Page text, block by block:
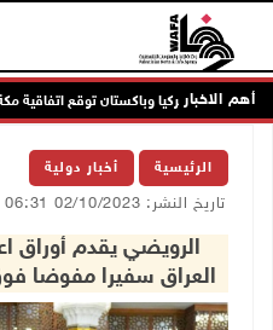
أهم الاخباروتركيا وباكستان توقع اتفاقية مكة
الرئيسية أخبار دولية
تاريخ النشر: 02/10/2023 06:31 م
الرويضي يقدم أوراق
العراق سفيرا مفوضا